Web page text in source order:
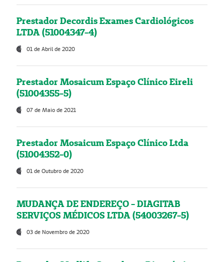
Prestador Decordis Exames Cardiológicos
LTDA (51004347-4)
01 de Abril de 2020
Prestador Mosaicum Espaço Clínico Eireli
(51004355-5)
07 de Maio de 2021
Prestador Mosaicum Espaço Clínico Ltda
(51004352-0)
01 de Outubro de 2020
MUDANÇA DE ENDEREÇO - DIAGITAB
SERVIÇOS MÉDICOS LTDA (54003267-5)
03 de Novembro de 2020